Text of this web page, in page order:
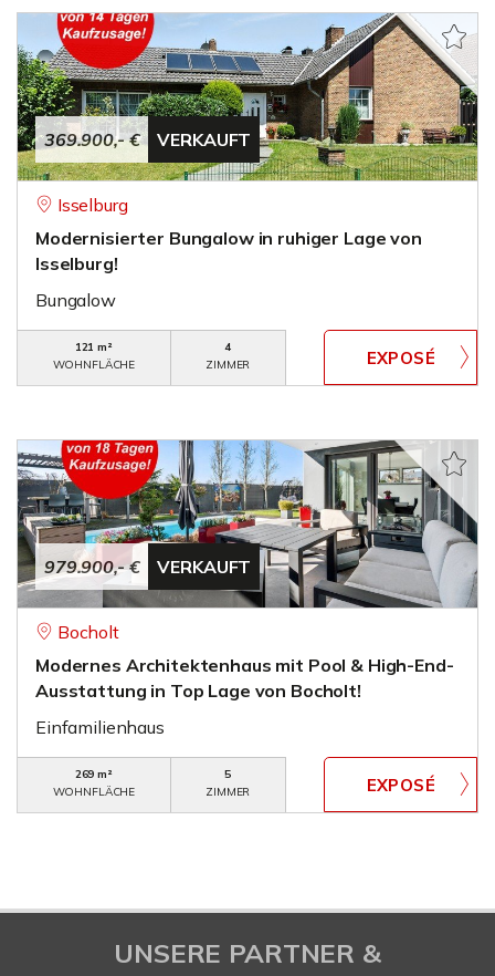
369.900,- € VERKAUFT
Isselburg
Modernisierter Bungalow in ruhiger Lage von
Isselburg!
Bungalow
121 m²
WOHNFLÄCHE
4
ZIMMER
979.900,- € VERKAUFT
Bocholt
Modernes Architektenhaus mit Pool & High-End-
Ausstattung in Top Lage von Bocholt!
Einfamilienhaus
269 m²
WOHNFLÄCHE
5
ZIMMER
UNSERE PARTNER &